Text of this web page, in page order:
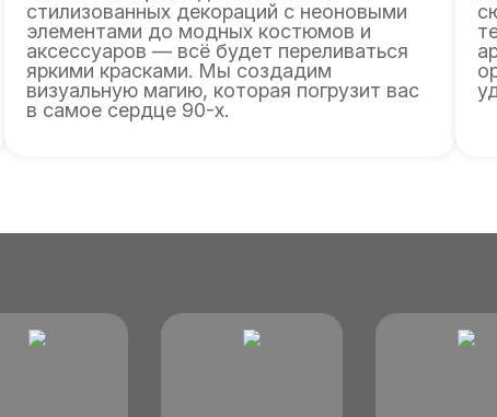
стилизованных декораций с неоновыми
элементами до модных костюмов и
аксессуаров — всё будет переливаться
яркими красками. Мы создадим
визуальную магию, которая погрузит вас
в самое сердце 90-х.